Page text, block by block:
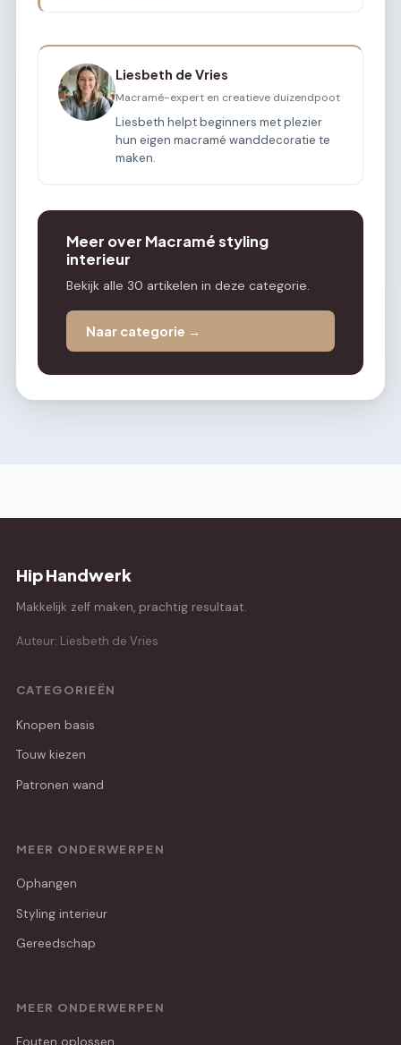
Liesbeth de Vries
Macramé-expert en creatieve duizendpoot
Liesbeth helpt beginners met plezier
hun eigen macramé wanddecoratie te
maken.
Meer over Macramé styling
interieur
Bekijk alle 30 artikelen in deze categorie.
Naar categorie →
Hip Handwerk
Makkelijk zelf maken, prachtig resultaat.
Auteur: Liesbeth de Vries
CATEGORIEËN
Knopen basis
Touw kiezen
Patronen wand
MEER ONDERWERPEN
Ophangen
Styling interieur
Gereedschap
MEER ONDERWERPEN